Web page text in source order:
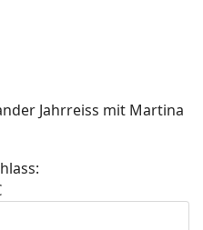
Jahrreiss mit Martina